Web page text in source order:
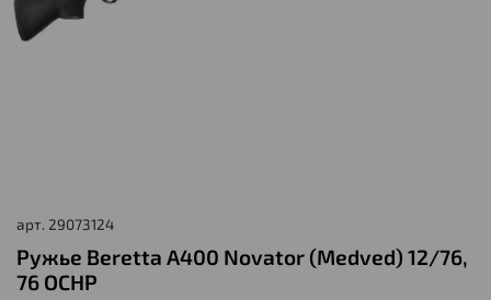
арт. 29073124
Ружье Beretta A400 Novator (Medved) 12/76,
76 OCHP